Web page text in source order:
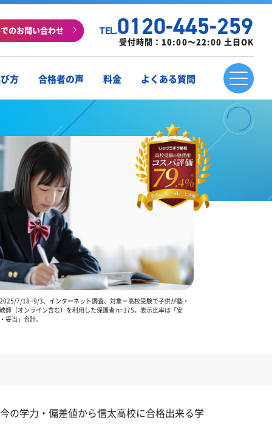
のお問い合わせ TEL.0120-445-259
受付時間：10:00～22:00 土日OK
方 合格者の声 料金 よくある質問
7/18–9/3、インターネット調査、対象＝高校受験で子供が塾・
師（オンライン含む）を利用した保護者 n=375。表示比率は「安
妥当」合計。
の学力・偏差値から信太高校に合格出来る学